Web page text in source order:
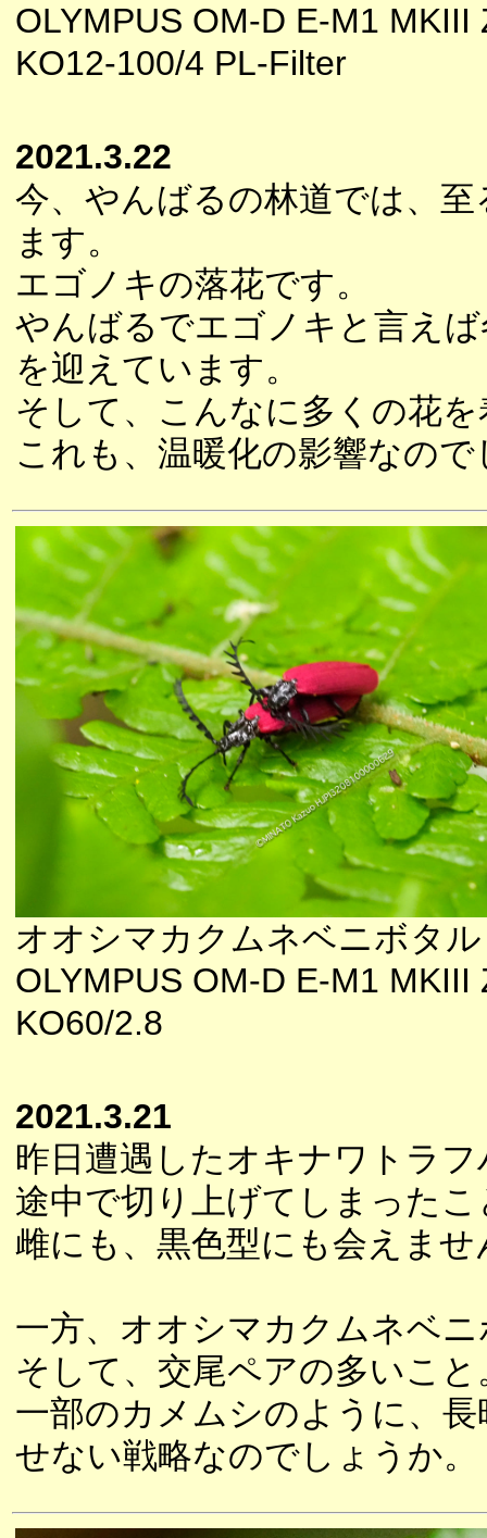
OLYMPUS OM-D E-M1 MKIII
KO12-100/4 PL-Filter
2021.3.22
今、やんばるの林道では、
ます。
エゴノキの落花です。
やんばるでエゴノキと言え
を迎えています。
そして、こんなに多くの花
これも、温暖化の影響なの
オオシマカクムネベニボタル
OLYMPUS OM-D E-M1 MKIII
KO60/2.8
2021.3.21
昨日遭遇したオキナワトラ
途中で切り上げてしまった
雌にも、黒色型にも会えま
一方、オオシマカクムネベ
そして、交尾ペアの多いこと
一部のカメムシのように、
せない戦略なのでしょうか。